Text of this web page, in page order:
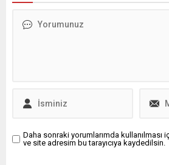
Yücel Dünya Klasikleri
üzerinden nörobilimin...
Daha sonraki yorumlarımda kullanılması
ve site adresim bu tarayıcıya kaydedilsin.